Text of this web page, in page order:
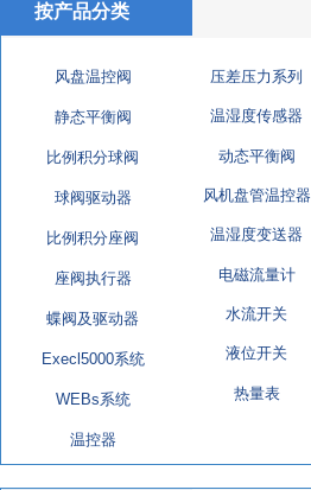
按产品分类
压差压力系列
温湿度传感器
动态平衡阀
风机盘管温控器
温湿度变送器
电磁流量计
水流开关
液位开关
热量表
风盘温控阀
静态平衡阀
比例积分球阀
球阀驱动器
比例积分座阀
座阀执行器
蝶阀及驱动器
Execl5000系统
WEBs系统
温控器